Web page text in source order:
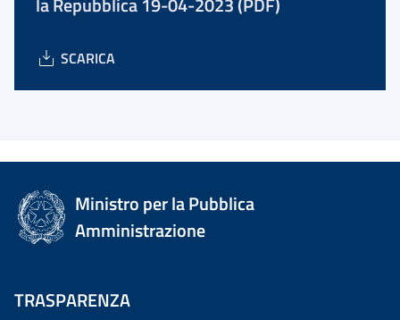
SCARICA
Ministro per la Pubblica
Amministrazione
TRASPARENZA